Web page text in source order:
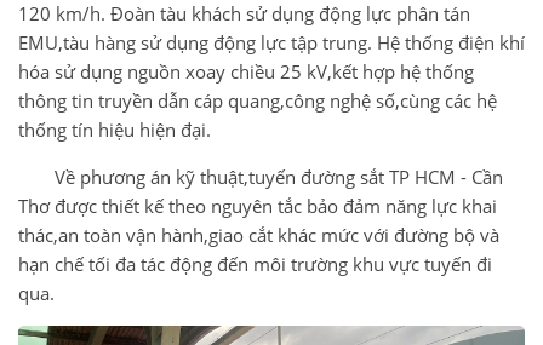
120 km/h. Đoàn tàu khách sử dụng động lực phân tán
EMU,tàu hàng sử dụng động lực tập trung. Hệ thống điện khí
hóa sử dụng nguồn xoay chiều 25 kV,kết hợp hệ thống
thông tin truyền dẫn cáp quang,công nghệ số,cùng các hệ
thống tín hiệu hiện đại.
Về phương án kỹ thuật,tuyến đường sắt TP HCM - Cần
Thơ được thiết kế theo nguyên tắc bảo đảm năng lực khai
thác,an toàn vận hành,giao cắt khác mức với đường bộ và
hạn chế tối đa tác động đến môi trường khu vực tuyến đi
qua.